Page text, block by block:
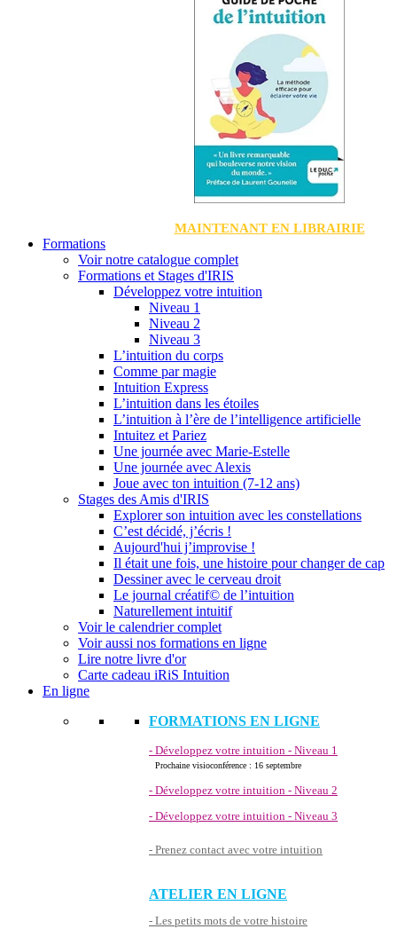
MAINTENANT EN LIBRAIRIE
Formations
Voir notre catalogue complet
Formations et Stages d'IRIS
Développez votre intuition
Niveau 1
Niveau 2
Niveau 3
L’intuition du corps
Comme par magie
Intuition Express
L’intuition dans les étoiles
L’intuition à l’ère de l’intelligence artificielle
Intuitez et Pariez
Une journée avec Marie-Estelle
Une journée avec Alexis
Joue avec ton intuition (7-12 ans)
Stages des Amis d'IRIS
Explorer son intuition avec les constellations
C’est décidé, j’écris !
Aujourd'hui j’improvise !
Il était une fois, une histoire pour changer de cap
Dessiner avec le cerveau droit
Le journal créatif© de l’intuition
Naturellement intuitif
Voir le calendrier complet
Voir aussi nos formations en ligne
Lire notre livre d'or
Carte cadeau iRiS Intuition
En ligne
FORMATIONS EN LIGNE
- Développez votre intuition - Niveau 1
Prochaine visioconférence : 16 septembre
- Développez votre intuition - Niveau 2
- Développez votre intuition - Niveau 3
- Prenez contact avec votre intuition
ATELIER EN LIGNE
- Les petits mots de votre histoire